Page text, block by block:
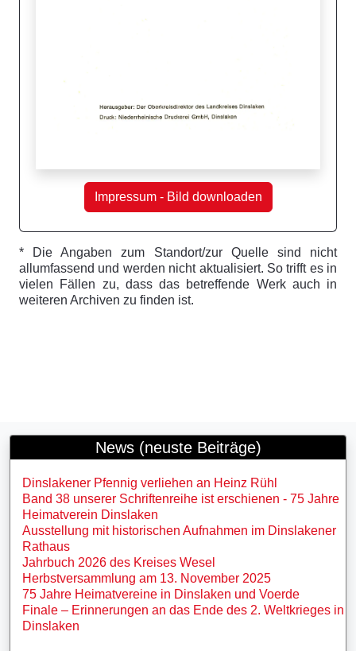
Impressum - Bild downloaden
* Die Angaben zum Standort/zur Quelle sind nicht
allumfassend und werden nicht aktualisiert. So trifft es in
vielen Fällen zu, dass das betreffende Werk auch in
weiteren Archiven zu finden ist.
News (neuste Beiträge)
Dinslakener Pfennig verliehen an Heinz Rühl
Band 38 unserer Schriftenreihe ist erschienen - 75 Jahre
Heimatverein Dinslaken
Ausstellung mit historischen Aufnahmen im Dinslakener
Rathaus
Jahrbuch 2026 des Kreises Wesel
Herbstversammlung am 13. November 2025
75 Jahre Heimatvereine in Dinslaken und Voerde
Finale – Erinnerungen an das Ende des 2. Weltkrieges in
Dinslaken